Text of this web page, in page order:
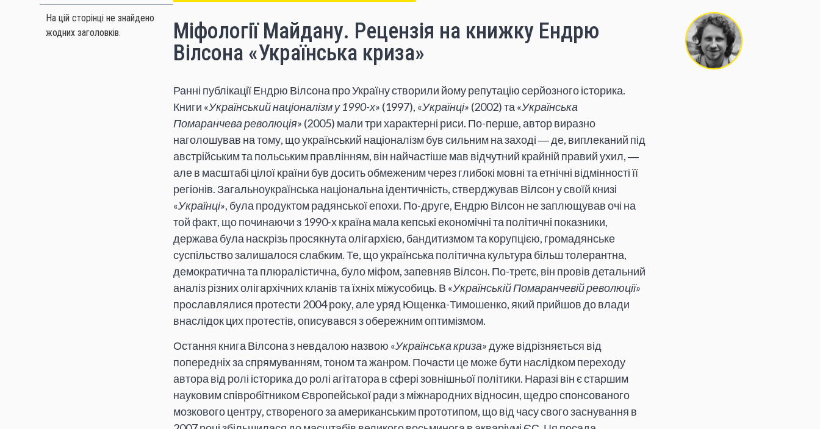
На цій сторінці не знайдено
жодних заголовків.
Міфології Майдану. Рецензія на книжку Ендрю
Вілсона «Українська криза»
Ранні публікації Ендрю Вілсона про Україну створили йому репутацію серйозного історика.
Книги «Український націоналізм у 1990-х» (1997), «Українці» (2002) та «Українська
Помаранчева революція» (2005) мали три характерні риси. По-перше, автор виразно
наголошував на тому, що український націоналізм був сильним на заході ― де, виплеканий під
австрійським та польським правлінням, він найчастіше мав відчутний крайній правий ухил, ―
але в масштабі цілої країни був досить обмеженим через глибокі мовні та етнічні відмінності її
регіонів. Загальноукраїнська національна ідентичність, стверджував Вілсон у своїй книзі
«Українці», була продуктом радянської епохи. По-друге, Ендрю Вілсон не заплющував очі на
той факт, що починаючи з 1990-х країна мала кепські економічні та політичні показники,
держава була наскрізь просякнута олігархією, бандитизмом та корупцією, громадянське
суспільство залишалося слабким. Те, що українська політична культура більш толерантна,
демократична та плюралістична, було міфом, запевняв Вілсон. По-третє, він провів детальний
аналіз різних олігархічних кланів та їхніх міжусобиць. В «Українській Помаранчевій революції»
прославлялися протести 2004 року, але уряд Ющенка-Тимошенко, який прийшов до влади
внаслідок цих протестів, описувався з обережним оптимізмом.
Остання книга Вілсона з невдалою назвою «Українська криза»дуже відрізняється від
попередніх за спрямуванням, тоном та жанром. Почасти це може бути наслідком переходу
автора від ролі історика до ролі агітатора в сфері зовнішньої політики. Наразі він є старшим
науковим співробітником Європейської ради з міжнародних відносин, щедро спонсованого
мозкового центру, створеного за американським прототипом, що від часу свого заснування в